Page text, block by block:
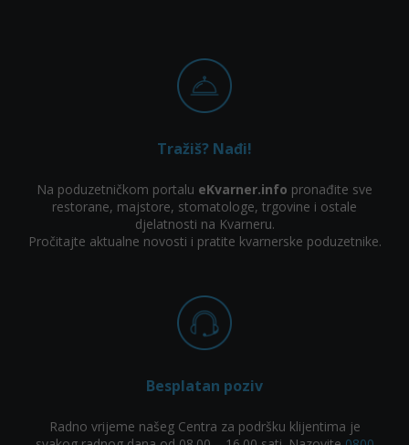
Tražiš? Nađi!
Na poduzetničkom portalu eKvarner.info pronađite sve
restorane, majstore, stomatologe, trgovine i ostale
djelatnosti na Kvarneru.
Pročitajte aktualne novosti i pratite kvarnerske poduzetnike.
Besplatan poziv
Radno vrijeme našeg Centra za podršku klijentima je